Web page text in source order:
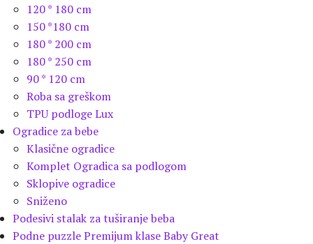
120 * 180 cm
150 *180 cm
180 * 200 cm
180 * 250 cm
90 * 120 cm
Roba sa greškom
TPU podloge Lux
Ogradice za bebe
Klasične ogradice
Komplet Ogradica sa podlogom
Sklopive ogradice
Sniženo
Podesivi stalak za tuširanje beba
Podne puzzle Premijum klase Baby Great